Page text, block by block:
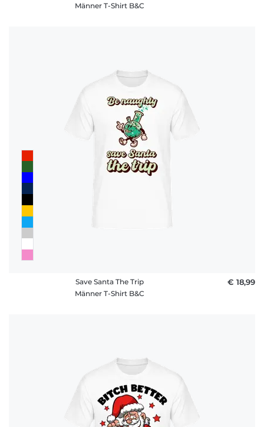
Männer T-Shirt B&C
Save Santa The Trip
Männer T-Shirt B&C
€ 18,99